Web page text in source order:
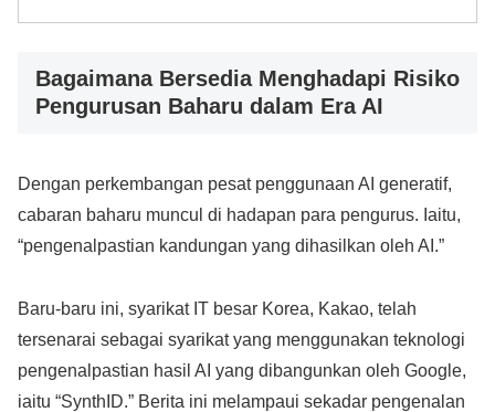
Bagaimana Bersedia Menghadapi Risiko
Pengurusan Baharu dalam Era AI
Dengan perkembangan pesat penggunaan AI generatif,
cabaran baharu muncul di hadapan para pengurus. Iaitu,
“pengenalpastian kandungan yang dihasilkan oleh AI.”
Baru-baru ini, syarikat IT besar Korea, Kakao, telah
tersenarai sebagai syarikat yang menggunakan teknologi
pengenalpastian hasil AI yang dibangunkan oleh Google,
iaitu “SynthID.” Berita ini melampaui sekadar pengenalan